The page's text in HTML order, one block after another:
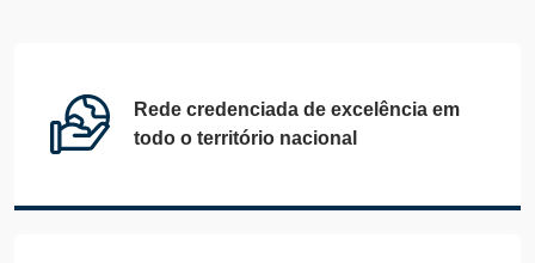
Rede credenciada de excelência em
todo o território nacional